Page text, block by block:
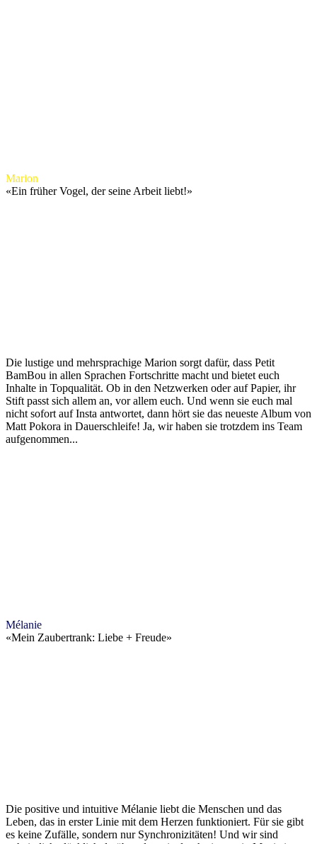
Marion
«Ein früher Vogel, der seine Arbeit liebt!»
Die lustige und mehrsprachige Marion sorgt dafür, dass Petit
BamBou in allen Sprachen Fortschritte macht und bietet euch
Inhalte in Topqualität. Ob in den Netzwerken oder auf Papier, ihr
Stift passt sich allem an, vor allem euch. Und wenn sie euch mal
nicht sofort auf Insta antwortet, dann hört sie das neueste Album von
Matt Pokora in Dauerschleife! Ja, wir haben sie trotzdem ins Team
aufgenommen...
Mélanie
«Mein Zaubertrank: Liebe + Freude»
Die positive und intuitive Mélanie liebt die Menschen und das
Leben, das in erster Linie mit dem Herzen funktioniert. Für sie gibt
es keine Zufälle, sondern nur Synchronizitäten! Und wir sind